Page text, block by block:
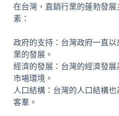
在台灣，直銷行業的蓬勃發展
素：
政府的支持：台灣政府一直
業的發展。
經濟的發展：台灣的經濟發
市場環境。
人口結構：台灣的人口結構
客羣。